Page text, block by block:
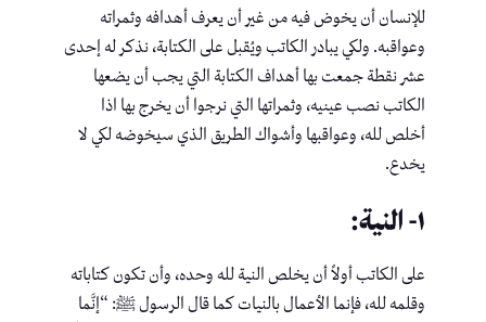
للإنسان أن يخوض فيه من غير أن يعرف أهدافه وثمراته
وعواقبه. ولكي يبادر الكاتب ويُقبل على الكتابة، نذكر له إحدى
عشر نقطة جمعت بها أهداف الكتابة التي يجب أن يضعها
الكاتب نصب عينيه، وثمراتها التي نرجوا أن يخرج بها اذا
أخلص لله، وعواقبها وأشواك الطريق الذي سيخوضه لكي لا
يخدع.
١- النية:
على الكاتب أولاً أن يخلص النية لله وحده، وأن تكون كتاباته
وقلمه لله، فإنما الأعمال بالنيات كما قال الرسول ﷺ: “إنَّما